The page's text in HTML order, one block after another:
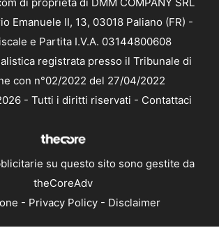
Emanuele II, 13, 03018 Paliano (FR) -
e Partita I.V.A. 03144800608
registrata presso il Tribunale di
con n°02/2022 del 27/04/2022
- Tutti i diritti riservati - Contattaci
su questo sito sono gestite da
theCoreAdv
- Privacy Policy- Disclaimer